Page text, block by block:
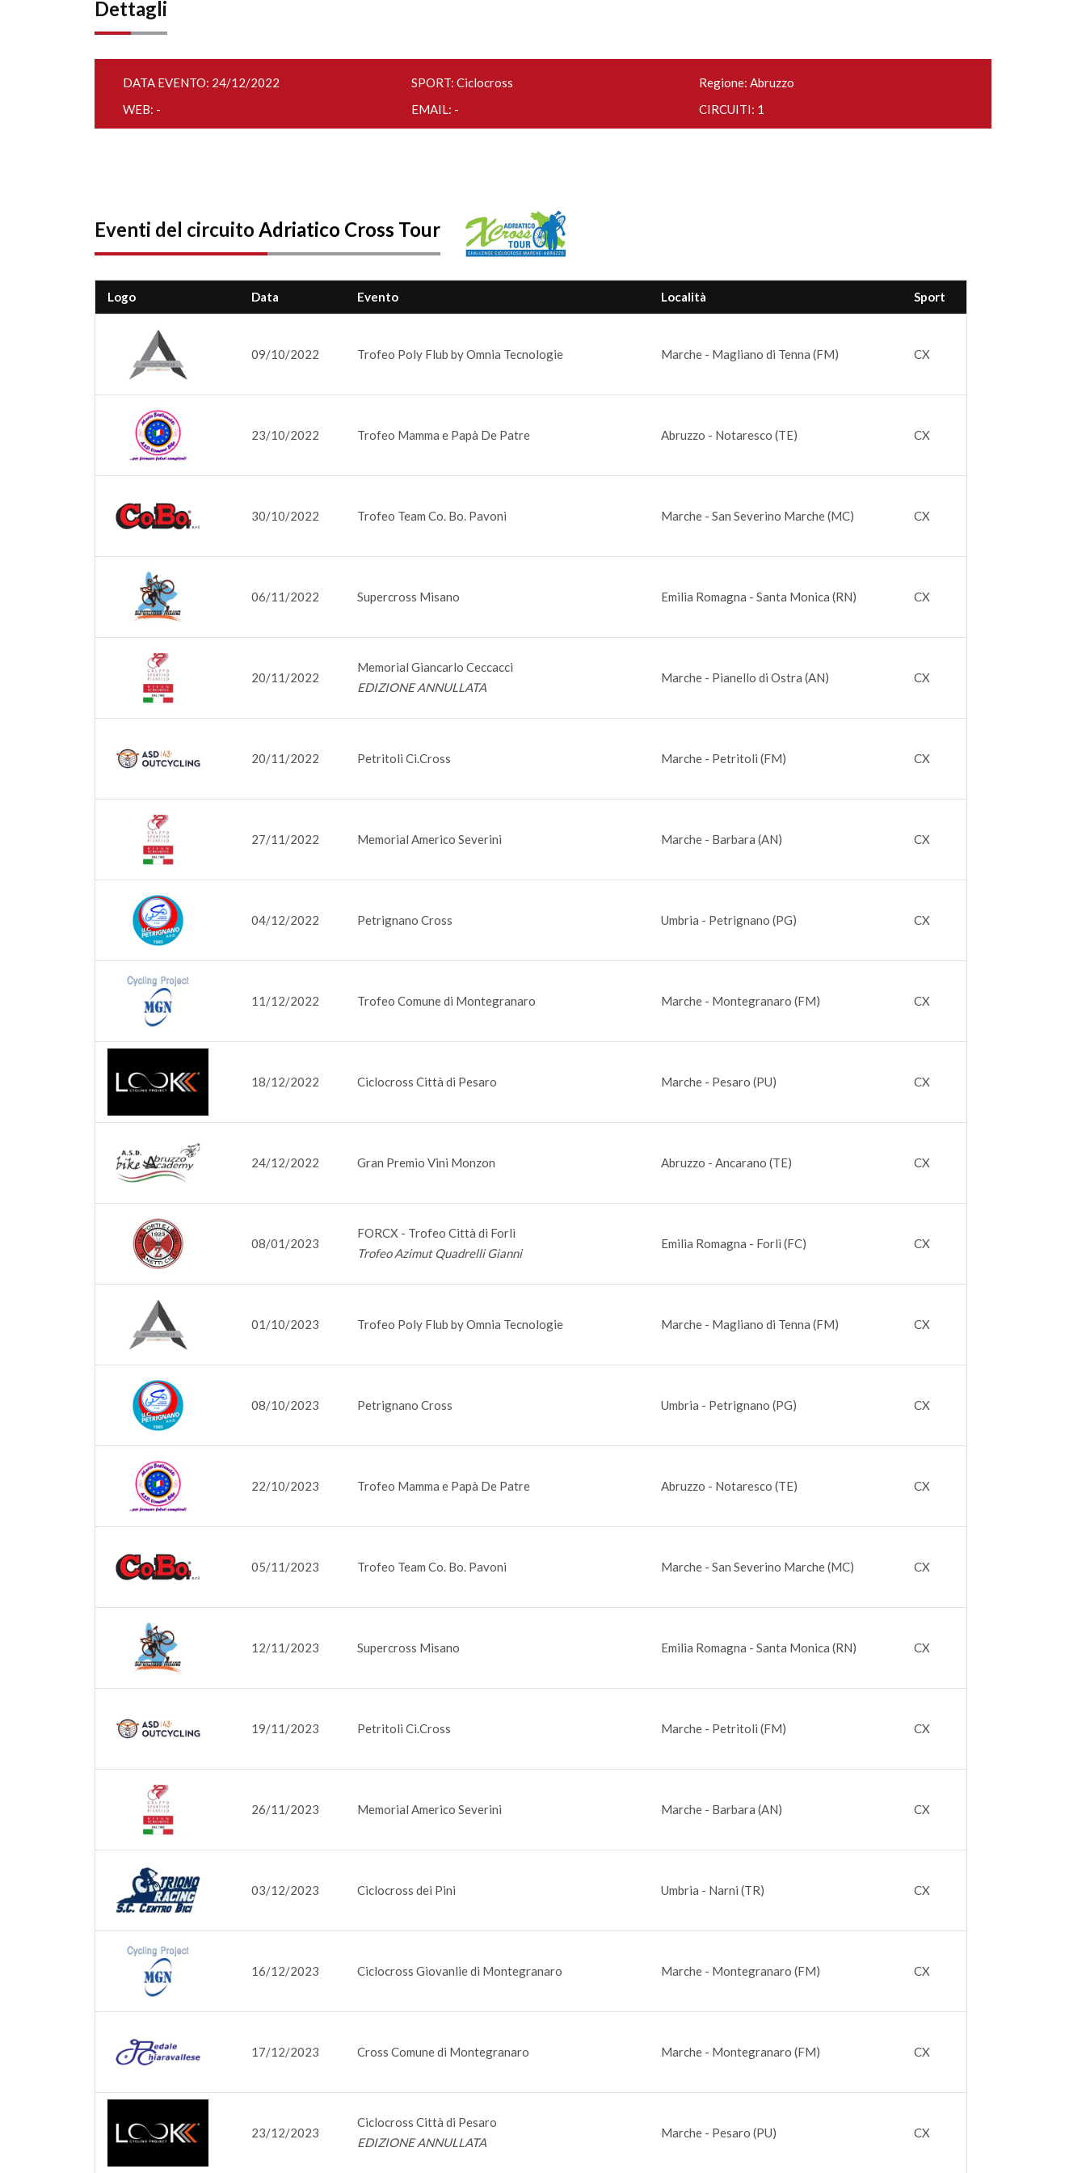
Dettagli
DATA EVENTO: 24/12/2022 SPORT: Ciclocross
Regione: Abruzzo
WEB: -
EMAIL: - CIRCUITI: 1
Eventi del circuito Adriatico Cross Tour
Logo Data Evento Località Sport
09/10/2022 Trofeo Poly Flub by Omnia Tecnologie Marche - Magliano di Tenna (FM) CX
23/10/2022 Trofeo Mamma e Papà De Patre Abruzzo - Notaresco (TE) CX
30/10/2022 Trofeo Team Co. Bo. Pavoni Marche - San Severino Marche (MC) CX
06/11/2022 Supercross Misano Emilia Romagna - Santa Monica (RN) CX
20/11/2022
Memorial Giancarlo Ceccacci
EDIZIONE ANNULLATA
Marche - Pianello di Ostra (AN) CX
20/11/2022 Petritoli Ci.Cross Marche - Petritoli (FM) CX
27/11/2022 Memorial Americo Severini Marche - Barbara (AN) CX
04/12/2022 Petrignano Cross Umbria - Petrignano (PG) CX
11/12/2022 Trofeo Comune di Montegranaro Marche - Montegranaro (FM) CX
18/12/2022 Ciclocross Città di Pesaro Marche - Pesaro (PU) CX
24/12/2022 Gran Premio Vini Monzon Abruzzo - Ancarano (TE) CX
08/01/2023
FORCX - Trofeo Città di Forlì
Trofeo Azimut Quadrelli Gianni
Emilia Romagna - Forlì (FC) CX
01/10/2023 Trofeo Poly Flub by Omnia Tecnologie Marche - Magliano di Tenna (FM) CX
08/10/2023 Petrignano Cross Umbria - Petrignano (PG) CX
22/10/2023 Trofeo Mamma e Papà De Patre Abruzzo - Notaresco (TE) CX
05/11/2023 Trofeo Team Co. Bo. Pavoni Marche - San Severino Marche (MC) CX
12/11/2023 Supercross Misano Emilia Romagna - Santa Monica (RN) CX
19/11/2023 Petritoli Ci.Cross Marche - Petritoli (FM) CX
26/11/2023 Memorial Americo Severini Marche - Barbara (AN) CX
03/12/2023 Ciclocross dei Pini Umbria - Narni (TR) CX
16/12/2023 Ciclocross Giovanlie di Montegranaro Marche - Montegranaro (FM) CX
17/12/2023 Cross Comune di Montegranaro Marche - Montegranaro (FM) CX
23/12/2023
Ciclocross Città di Pesaro
EDIZIONE ANNULLATA
Marche - Pesaro (PU) CX